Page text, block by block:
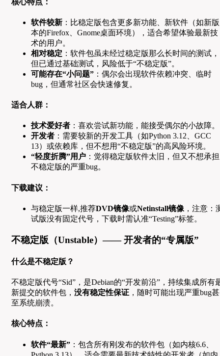
软件较新 ：比稳定版包含更多新功能、新软件（如新版
本的Firefox、Gnome桌面环境），适合希望体验最新技
术的用户。
相对稳定 ：软件包虽未经过稳定版那么长时间的测试，
但已通过基础测试，风险低于“不稳定版”。
可能存在“小问题” ：偶尔会出现软件依赖冲突、临时
bug，但通常社区会快速修复。
适合人群：
技术爱好者 ：喜欢尝试新功能，能接受偶尔的小故障。
开发者 ：需要较新的开发工具（如Python 3.12、GCC
13）或依赖库，但不想用“不稳定版”的高风险环境。
“轻度折腾”用户 ：觉得稳定版软件太旧，但又不想承担
不稳定版的严重bug。
下载建议：
与稳定版一样,推荐DVD镜像或Netinstall镜像 ，注意：
试版没有固定代号，下载时需认准“Testing”标签。
不稳定版（Unstable）—— 开发者的“专属版”
什么是不稳定版？
不稳定版代号“Sid”，是Debian的“开发前沿”，持续集成所有
新提交的软件包， 没有稳定性保证 ，随时可能出现严重bug甚
至系统崩溃。
核心特点：
软件“最新” ：包含所有刚发布的软件包（如内核6.6、